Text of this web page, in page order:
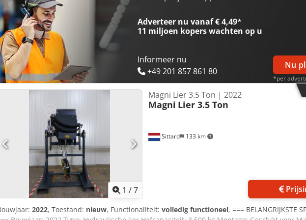
🚚 Wereldwijde levering mogelijk 💰 Prijs op aanvraag (EXW, excl. BTW) De Manitou
365 kg is een ideale aanvulling op uw Manitou-verreiker, ontworpen voor efficiënt en
Dankzij het compacte ontwerp is het zeer geschikt voor gebruik in krappe
het volledig aan CE-veiligheidsnormen. Perfect voor diverse bouw- en
🚚 Levering: • Kraanladen mogelijk op aanvraag • Flexibele
op uw logistiek • Professionele afhandeling via het Colle Rental & Sales logistiek
Adverteer nu vanaf € 4,49*
11 miljoen koperswachten op u
Informeer nu
+49 201 857 861 80
Nu
*per
1 /7
Sittard 133 km
Magni Lier 3.5 Ton | 2022
Magni Lier 3.5 Ton
2022, Toestand: nieuw, Functionaliteit: volledig functioneel, === BELANGRIJKSTE